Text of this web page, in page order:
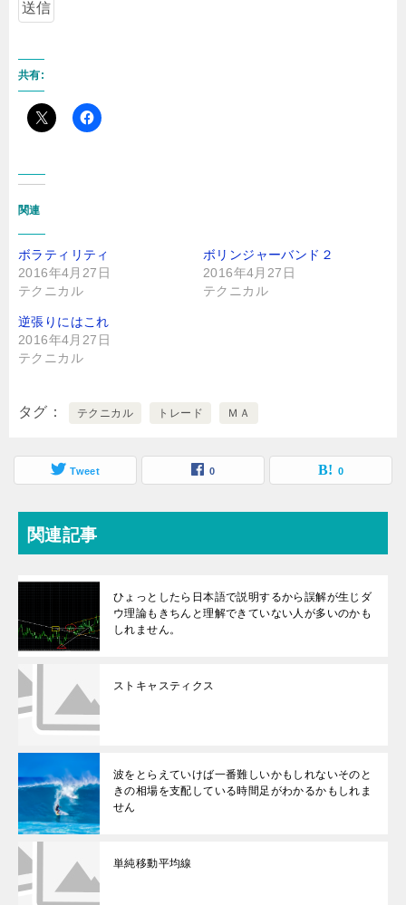
共有:
関連
ボラティリティ
2016年4月27日
テクニカル
ボリンジャーバンド２
2016年4月27日
テクニカル
逆張りにはこれ
2016年4月27日
テクニカル
タグ テクニカル トレード ＭＡ
Tweet 0 0
関連記事
ひょっとしたら日本語で説明するから誤解が生じダ
ウ理論もきちんと理解できていない人が多いのかも
しれません。
ストキャスティクス
波をとらえていけば一番難しいかもしれないそのと
きの相場を支配している時間足がわかるかもしれま
せん
単純移動平均線